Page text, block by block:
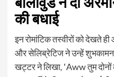
की बधाई
इन रोमांटिक तस्वीरों को देखते
और सेलिब्रेटिज ने उन्हें
खट्टर ने लिखा, ‘Aww तुम दोनों